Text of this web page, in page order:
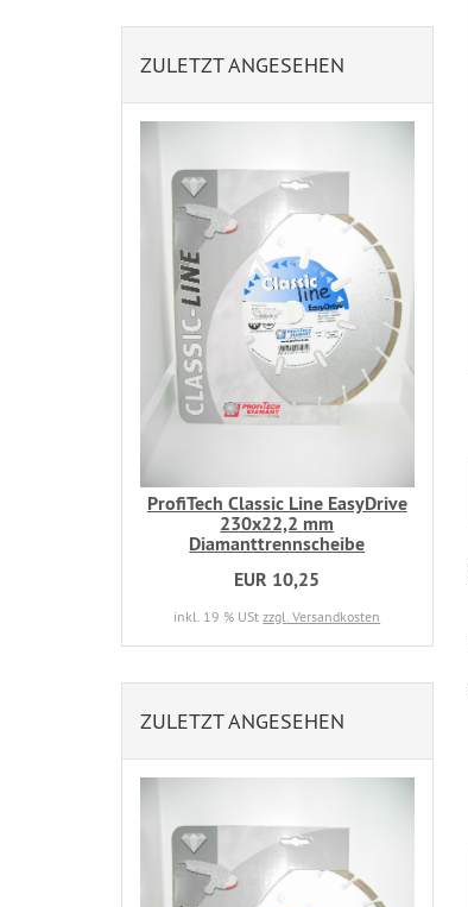
ZULETZT ANGESEHEN
ProfiTech Classic Line EasyDrive
230x22,2 mm
Diamanttrennscheibe
EUR 10,25
inkl. 19 % UStzzgl. Versandkosten
ZULETZT ANGESEHEN